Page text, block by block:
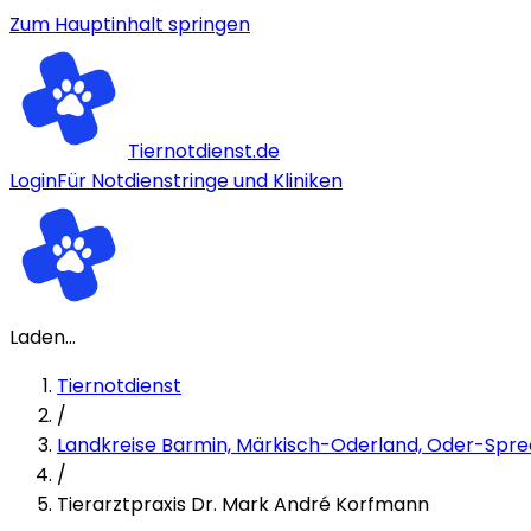
Zum Hauptinhalt springen
Tiernotdienst.de
LoginFür Notdienstringe und Kliniken
Laden...
Tiernotdienst
/
Landkreise Barmin, Märkisch-Oderland, Oder-
/
Tierarztpraxis Dr. Mark André Korfmann